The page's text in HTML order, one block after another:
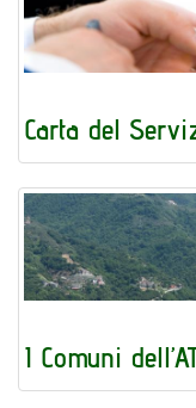
Carta del
I Comuni